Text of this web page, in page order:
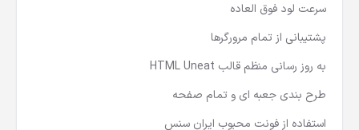
سرعت لود فوق العاده
پشتیبانی از تمام مرورگرها
به روز رسانی منظم قالب HTML Uneat
طرح بندی جعبه ای و تمام صفحه
استفاده از فونت محبوب ایران سنس